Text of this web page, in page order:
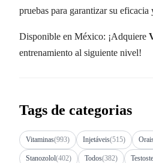
pruebas para garantizar su eficacia
Disponible en México: ¡Adquiere
entrenamiento al siguiente nivel!
Tags de categorias
Vitaminas(993) Injetáveis(515)
Stanozolol(402) Todos(382)